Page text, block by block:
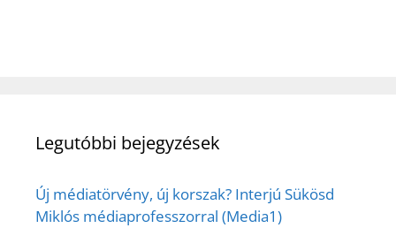
Legutóbbi bejegyzések
Új médiatörvény, új korszak? Interjú Sükösd
Miklós médiaprofesszorral (Media1)